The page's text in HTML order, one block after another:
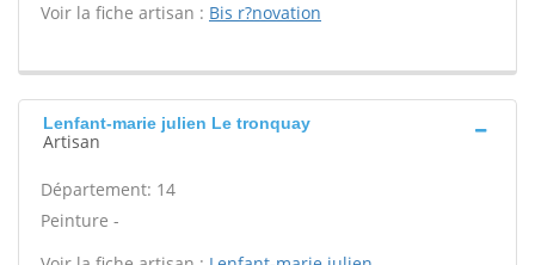
Voir la fiche artisan : Bis r?novation
Lenfant-marie julien Le tronquay
Artisan
Département: 14
Peinture -